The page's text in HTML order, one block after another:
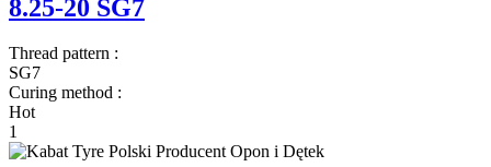
8.25-20 SG7
Thread pattern :
SG7
Curing method :
Hot
1